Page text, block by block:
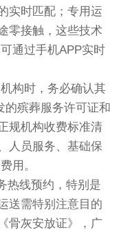
实时匹配；专用运
零接触，这些技术
通过手机APP实时
构时，务必确认其
殡葬服务许可证和
规机构收费标准清
人员服务、基础保
用。
热线预约，特别是
送需特别注意目的
骨灰安放证》，广